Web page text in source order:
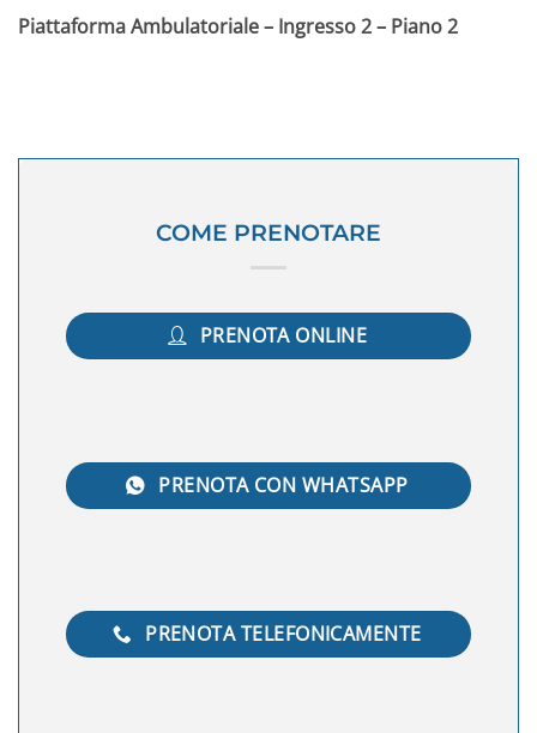
Piattaforma Ambulatoriale – Ingresso 2 – Piano 2
COME PRENOTARE
PRENOTA ONLINE
PRENOTA CON WHATSAPP
PRENOTA TELEFONICAMENTE